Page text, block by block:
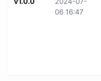
06 16:47